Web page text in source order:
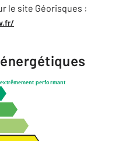
le site Géorisques :
extrêmement performant